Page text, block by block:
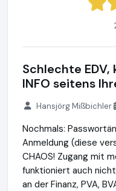
Schlechte
INFO seitens
Hansjörg Mißbichler
Nochmals:
Anmeldung (diese
CHAOS! Zugang mit
funktioniert auch
an der Finanz, PVA,